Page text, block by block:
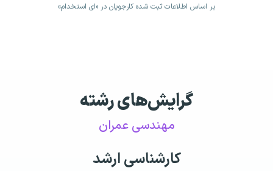
بر اساس اطلاعات ثبت شده کارجویان در «ای استخدام»
گرایش‌های رشته
مهندسی عمران
کارشناسی ارشد